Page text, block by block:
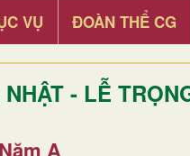
VỤ ĐOÀN THỂ CG
- LỄ
A